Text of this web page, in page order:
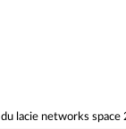
lacie networks space